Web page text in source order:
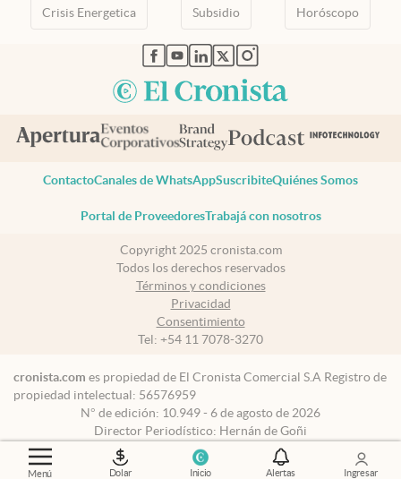
Menú Dolar Inicio Alertas Ingresar
Crisis Energetica Subsidio Horóscopo
abre en nueva pestaña
abre en nueva pestaña
abre en nueva pestaña
abre en nueva pestaña
abre en nueva pestaña
ContactoCanales de WhatsAppSuscribiteQuiénes Somos
Portal de ProveedoresTrabajá con nosotros
Copyright 2025 cronista.com
Todos los derechos reservados
Términos y condiciones
Privacidad
Consentimiento
Tel: +54 11 7078-3270
cronista.com es propiedad de El Cronista Comercial S.A Registro de
propiedad intelectual: 56576959
N° de edición: 10.949 - 6 de agosto de 2026
Director Periodístico: Hernán de Goñi